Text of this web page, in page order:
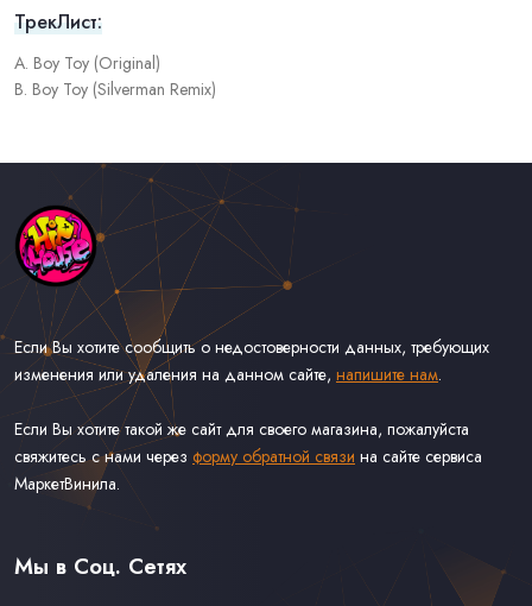
ТрекЛист:
A. Boy Toy (Original)
B. Boy Toy (Silverman Remix)
Если Вы хотите сообщить о недостоверности данных, требующих
изменения или удаления на данном сайте, напишите нам.
Если Вы хотите такой же сайт для своего магазина, пожалуйста
свяжитесь с нами через форму обратной связи на сайте сервиса
МаркетВинила.
Каталог Музыки на Виниле В Наличии
Доставка и Оплата
Мы в Соц. Сетях